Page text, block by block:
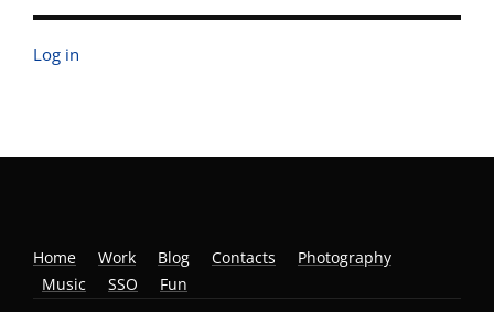
Log in
Home Work Blog Contacts
Photography
Music
SSO Fun